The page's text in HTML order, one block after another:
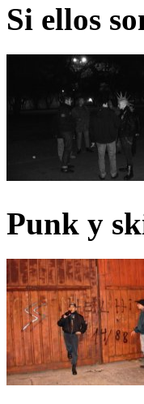
Si ellos
Punk y